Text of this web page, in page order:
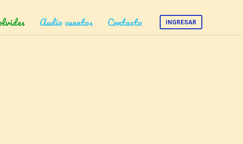
Audio cuentos Contacto INGRESAR